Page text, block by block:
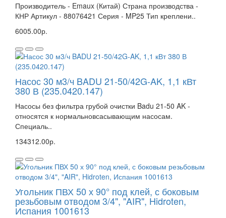
Производитель - Emaux (Китай) Страна производства -
КНР Артикул - 88076421 Серия - MP25 Тип креплени..
6005.00р.
Насос 30 м3/ч BADU 21-50/42G-AK, 1,1 кВт
380 В (235.0420.147)
Насосы без фильтра грубой очистки Badu 21-50 AK -
относятся к нормальновсасывающим насосам.
Специаль..
134312.00р.
Угольник ПВХ 50 х 90° под клей, с боковым
резьбовым отводом 3/4", "AIR", Hidroten,
Испания 1001613